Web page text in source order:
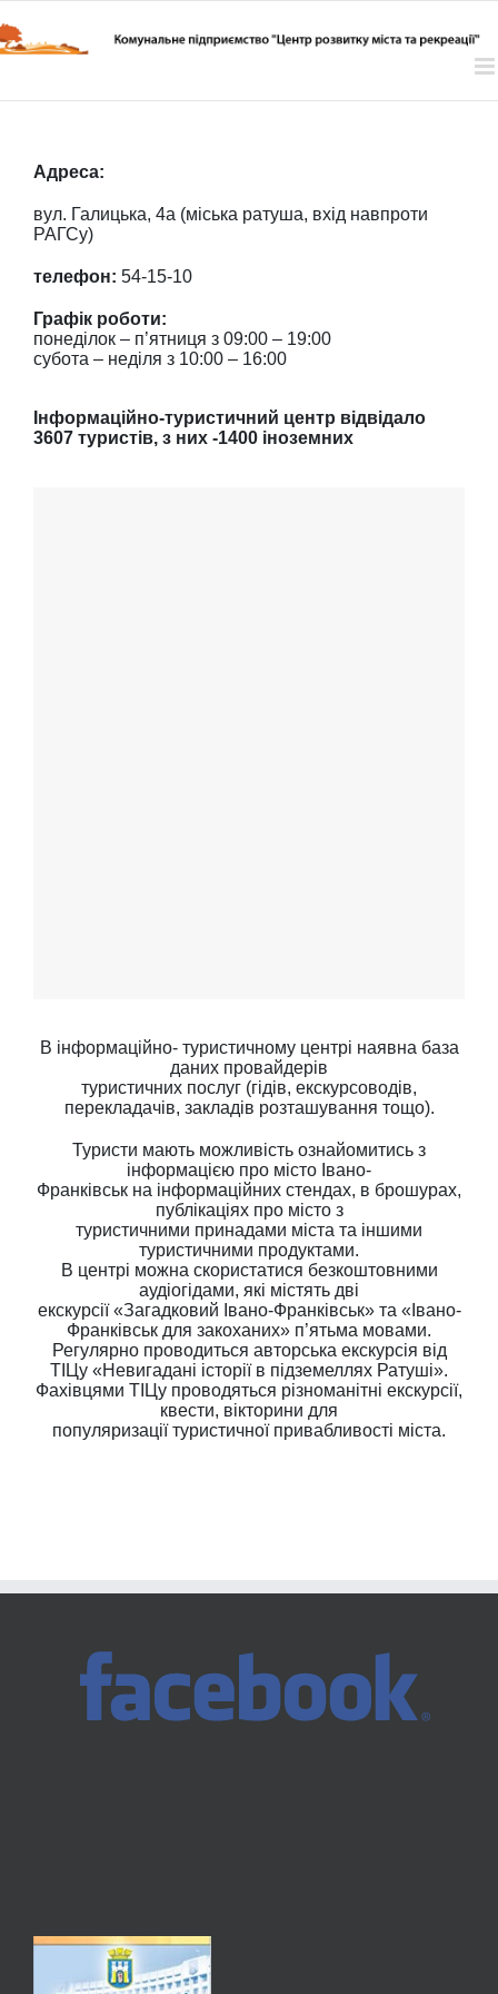
to
content
Адреса:
вул. Галицька, 4а (міська ратуша, вхід навпроти
РАГСу)
телефон: 54-15-10
Графік роботи:
понеділок – п’ятниця з 09:00 – 19:00
субота – неділя з 10:00 – 16:00
Інформаційно-туристичний центр відвідало
3607 туристів, з них -1400 іноземних
В інформаційно- туристичному центрі наявна база
даних провайдерів
туристичних послуг (гідів, екскурсоводів,
перекладачів, закладів розташування тощо).
Туристи мають можливість ознайомитись з
інформацією про місто Івано-
Франківськ на інформаційних стендах, в брошурах,
публікаціях про місто з
туристичними принадами міста та іншими
туристичними продуктами.
В центрі можна скористатися безкоштовними
аудіогідами, які містять дві
екскурсії «Загадковий Івано-Франківськ» та «Івано-
Франківськ для закоханих» п’ятьма мовами.
Регулярно проводиться авторська екскурсія від
ТІЦу «Невигадані історії в підземеллях Ратуші».
Фахівцями ТІЦу проводяться різноманітні екскурсії,
квести, вікторини для
популяризації туристичної привабливості міста.